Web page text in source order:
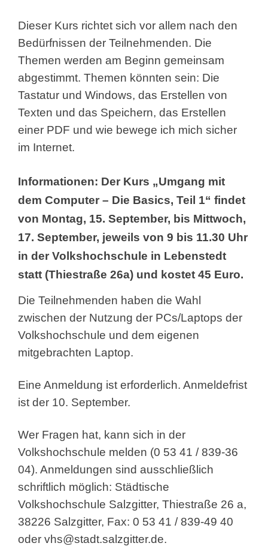
Dieser Kurs richtet sich vor allem nach den
Bedürfnissen der Teilnehmenden. Die
Themen werden am Beginn gemeinsam
abgestimmt. Themen könnten sein: Die
Tastatur und Windows, das Erstellen von
Texten und das Speichern, das Erstellen
einer PDF und wie bewege ich mich sicher
im Internet.
Informationen: Der Kurs „Umgang mit
dem Computer – Die Basics, Teil 1“ findet
von Montag, 15. September, bis Mittwoch,
17. September, jeweils von 9 bis 11.30 Uhr
in der Volkshochschule in Lebenstedt
statt (Thiestraße 26a) und kostet 45 Euro.
Die Teilnehmenden haben die Wahl
zwischen der Nutzung der PCs/Laptops der
Volkshochschule und dem eigenen
mitgebrachten Laptop.
Eine Anmeldung ist erforderlich. Anmeldefrist
ist der 10. September.
Wer Fragen hat, kann sich in der
Volkshochschule melden (0 53 41 / 839-36
04). Anmeldungen sind ausschließlich
schriftlich möglich: Städtische
Volkshochschule Salzgitter, Thiestraße 26 a,
38226 Salzgitter, Fax: 0 53 41 / 839-49 40
oder vhs@stadt.salzgitter.de.